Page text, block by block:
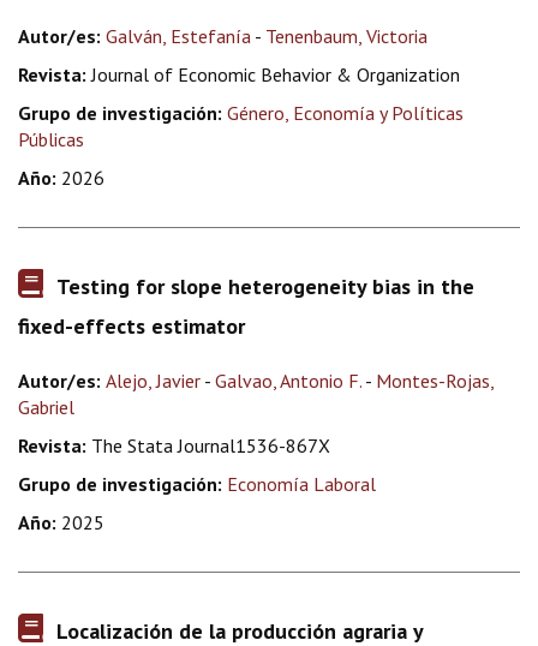
Autor/es: Galván, Estefanía - Tenenbaum, Victoria
Revista: Journal of Economic Behavior & Organization
Grupo de investigación: Género, Economía y Políticas
Públicas
Año: 2026
Testing for slope heterogeneity bias in the
fixed-effects estimator
Autor/es: Alejo, Javier - Galvao, Antonio F. - Montes-Rojas,
Gabriel
Revista: The Stata Journal1536-867X
Grupo de investigación: Economía Laboral
Año: 2025
Localización de la producción agraria y